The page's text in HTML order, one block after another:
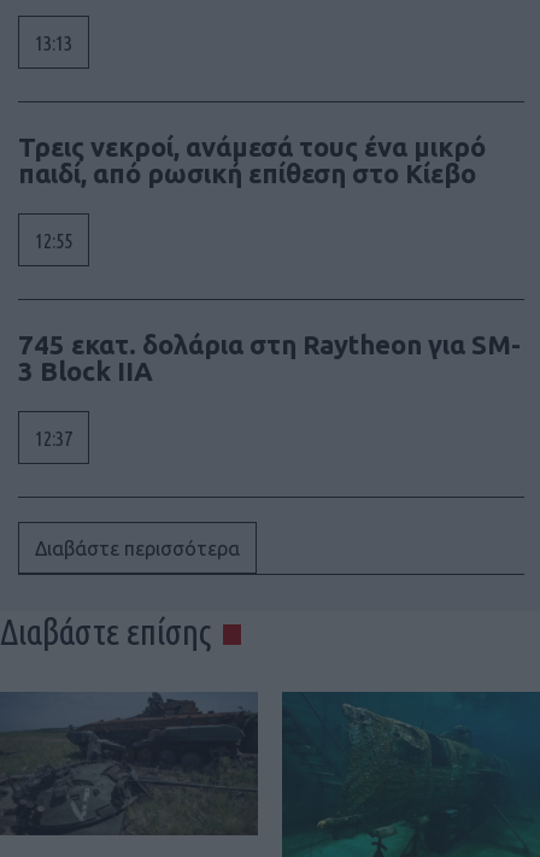
13:13
Τρεις νεκροί, ανάμεσά τους ένα μικρό
παιδί, από ρωσική επίθεση στο Κίεβο
12:55
745 εκατ. δολάρια στη Raytheon για SM-
3 Block IIA
12:37
Διαβάστε περισσότερα
Διαβάστε επίσης